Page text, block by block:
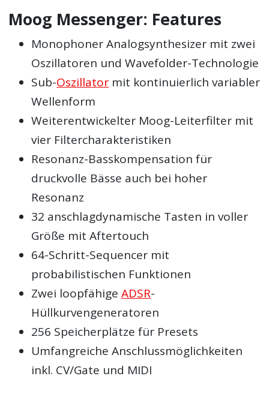
Moog Messenger: Features
Monophoner Analogsynthesizer mit zwei
Oszillatoren und Wavefolder-Technologie
Sub-Oszillator mit kontinuierlich variabler
Wellenform
Weiterentwickelter Moog-Leiterfilter mit
vier Filtercharakteristiken
Resonanz-Basskompensation für
druckvolle Bässe auch bei hoher
Resonanz
32 anschlagdynamische Tasten in voller
Größe mit Aftertouch
64-Schritt-Sequencer mit
probabilistischen Funktionen
Zwei loopfähigeADSR-
Hüllkurvengeneratoren
256 Speicherplätze für Presets
Umfangreiche Anschlussmöglichkeiten
inkl. CV/Gate und MIDI